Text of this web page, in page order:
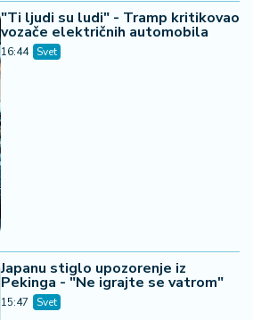
"Ti ljudi su ludi" - Tramp kritikovao
vozače električnih automobila
16:44 Svet
Japanu stiglo upozorenje iz
Pekinga - "Ne igrajte se vatrom"
15:47 Svet